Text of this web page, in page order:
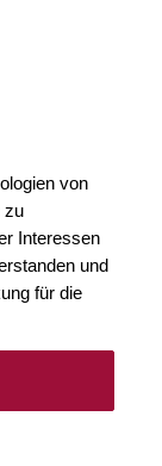
von
zu
Interessen
und
für die
springen
der